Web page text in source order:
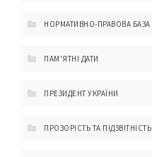
НОРМАТИВНО-ПРАВОВА БАЗА
ПАМ'ЯТНІ ДАТИ
ПРЕЗИДЕНТ УКРАЇНИ
ПРОЗОРІСТЬ ТА ПІДЗВІТНІСТЬ